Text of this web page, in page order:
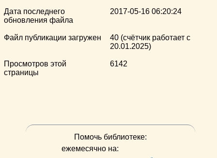
Дата последнего
обновления файла
2017-05-16 06:20:24
Файл публикации загружен
40 (счётчик работает с
20.01.2025)
Просмотров этой
страницы
6142
Помочь библиотеке:
ежемесячно на: